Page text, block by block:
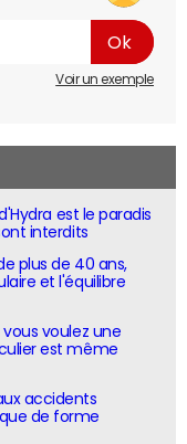
Voir un exemple
est le paradis
interdits
plus de 40 ans,
et l'équilibre
voulez une
est même
accidents
de forme